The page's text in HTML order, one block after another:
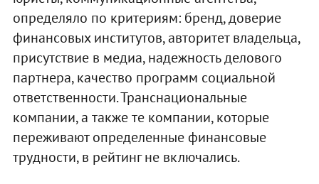
определяло по критериям: бренд, доверие
финансовых институтов, авторитет владельца,
присутствие в медиа, надежность делового
партнера, качество программ социальной
ответственности. Транснациональные
компании, а также те компании, которые
переживают определенные финансовые
трудности, в рейтинг не включались.